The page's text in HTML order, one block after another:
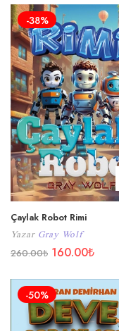
-38%
Çaylak Robot Rimi
Yazar Gray Wolf
260.00₺ 160.00₺
-50%